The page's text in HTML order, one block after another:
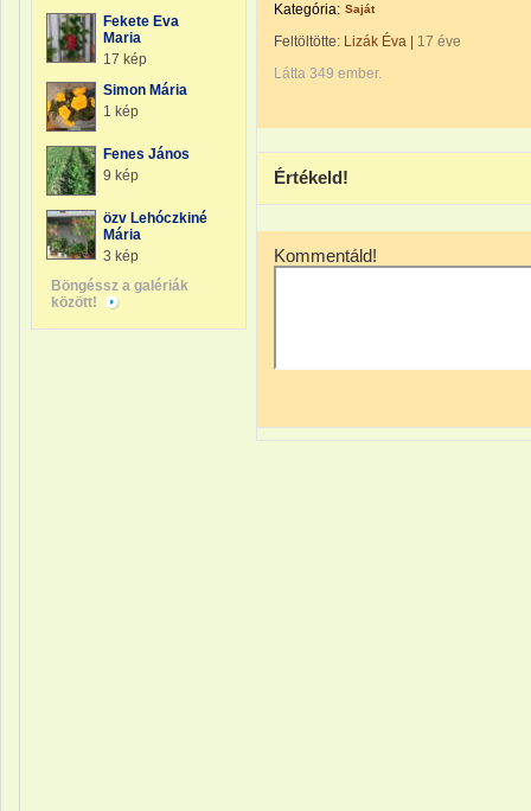
Fekete Eva
Maria
17 kép
Simon Mária
1 kép
Fenes János
9 kép
özv Lehóczkiné
Mária
3 kép
Böngéssz a galériák
között!
Kategória: Saját
Feltöltötte: Lizák Éva
17 éve
Látta 349 ember.
Értékeld!
Kommentáld!